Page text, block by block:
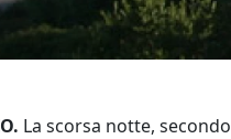
La scorsa notte,